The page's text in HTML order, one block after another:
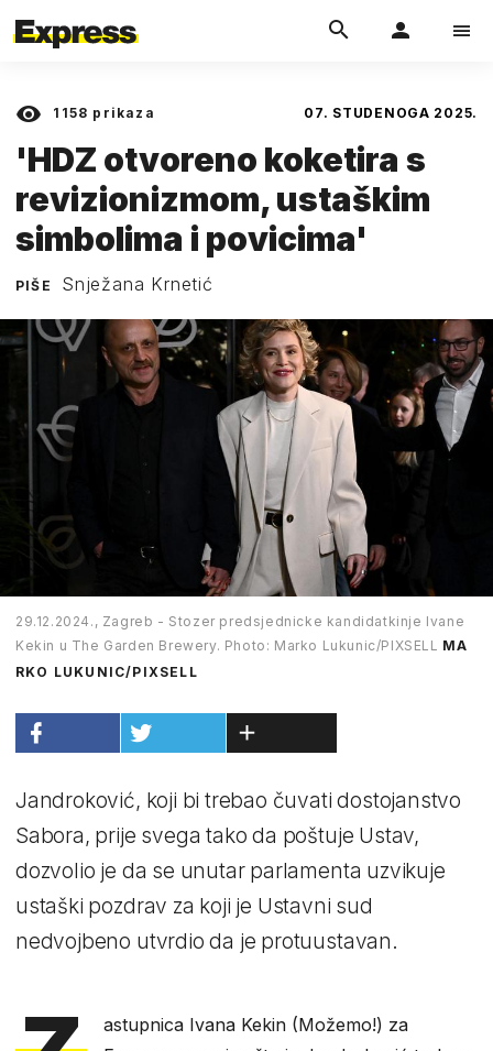
1158 prikaza 07. STUDENOGA 2025.
'HDZ otvoreno koketira s
revizionizmom, ustaškim
simbolima i povicima'
PIŠE Snježana Krnetić
29.12.2024., Zagreb - Stozer predsjednicke kandidatkinje Ivane
Kekin u The Garden Brewery. Photo: Marko Lukunic/PIXSELL
MA
RKO LUKUNIC/PIXSELL
Jandroković, koji bi trebao čuvati dostojanstvo
Sabora, prije svega tako da poštuje Ustav,
dozvolio je da se unutar parlamenta uzvikuje
ustaški pozdrav za koji je Ustavni sud
nedvojbeno utvrdio da je protuustavan.
astupnica Ivana Kekin (Možemo!) za